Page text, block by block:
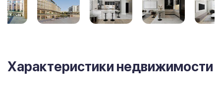
Характеристики недвижимости